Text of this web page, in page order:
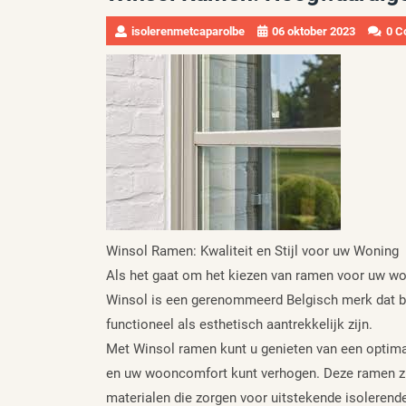
isolerenmetcaparolbe 06 oktober 2023 0
Winsol Ramen: Kwaliteit en Stijl voor uw Woning
Als het gaat om het kiezen van ramen voor uw
Winsol is een gerenommeerd Belgisch merk dat
functioneel als esthetisch aantrekkelijk zijn.
Met Winsol ramen kunt u genieten van een
en uw wooncomfort kunt verhogen. Deze ramen
materialen die zorgen voor uitstekende